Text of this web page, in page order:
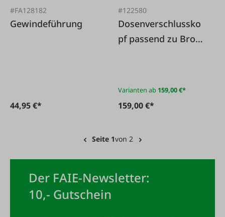
#FA128182
Gewindeführung
44,95 €*
#122580
Dosenverschlussko
pf passend zu Browi
Varianten ab 159,00 €*
159,00 €*
Seite 1von 2
Der FAIE-Newsletter:
10,- Gutschein